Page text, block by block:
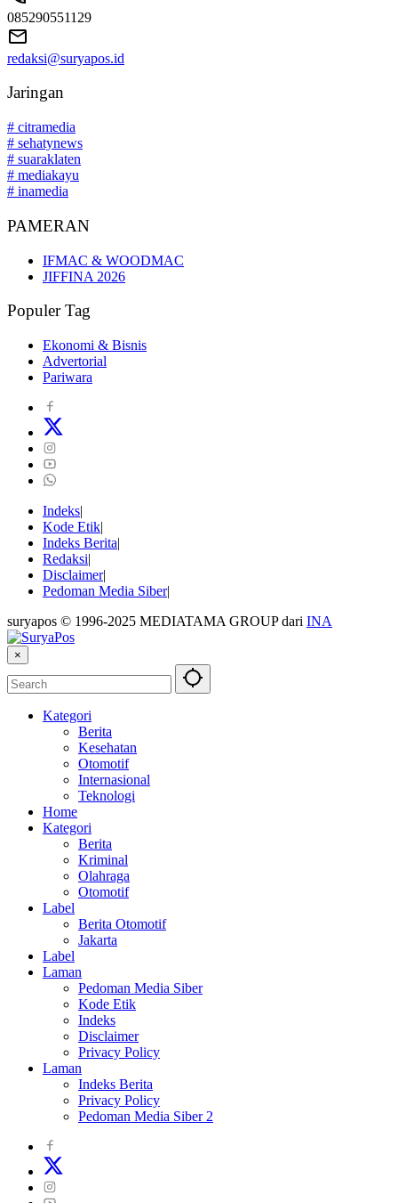
085290551129
redaksi@suryapos.id
Jaringan
# citramedia
# sehatynews
# suaraklaten
# mediakayu
# inamedia
PAMERAN
IFMAC & WOODMAC
JIFFINA 2026
Populer Tag
Ekonomi & Bisnis
Advertorial
Pariwara
Indeks
Kode Etik
Indeks Berita
Redaksi
Disclaimer
Pedoman Media Siber
suryapos © 1996-2025 MEDIATAMA GROUP dari INA
×
Kategori
Berita
Kesehatan
Otomotif
Internasional
Teknologi
Home
Kategori
Berita
Kriminal
Olahraga
Otomotif
Label
Berita Otomotif
Jakarta
Label
Laman
Pedoman Media Siber
Kode Etik
Indeks
Disclaimer
Privacy Policy
Laman
Indeks Berita
Privacy Policy
Pedoman Media Siber 2